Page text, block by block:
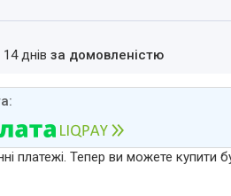
днів за домовленістю
платежі. Тепер ви можете купити